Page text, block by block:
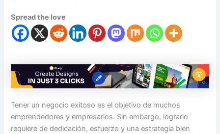
Spread the love
Tener un negocio exitoso es el objetivo de muchos
emprendedores y empresarios. Sin embargo, lograrlo
requiere de dedicación, esfuerzo y una estrategia bien